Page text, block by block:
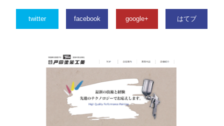
twitter facebook google+ はてブ